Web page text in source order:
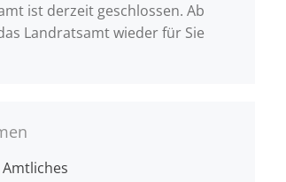
ist derzeit geschlossen. Ab
Landratsamt wieder für Sie